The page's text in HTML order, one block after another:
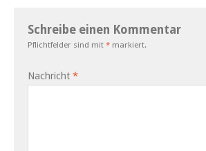
Schreibe einen Kommentar
Pflichtfelder sind mit * markiert.
Nachricht *